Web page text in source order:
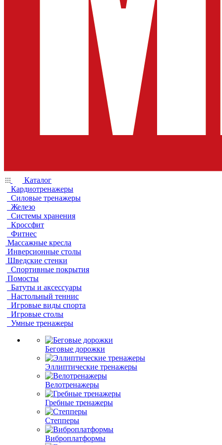
Каталог
Кардиотренажеры
Силовые тренажеры
Железо
Системы хранения
Кроссфит
Фитнес
Массажные кресла
Инверсионные столы
Шведские стенки
Спортивные покрытия
Помосты
Батуты и аксессуары
Настольный теннис
Игровые виды спорта
Игровые столы
Умные тренажеры
Беговые дорожки
Эллиптические тренажеры
Велотренажеры
Гребные тренажеры
Степперы
Виброплатформы